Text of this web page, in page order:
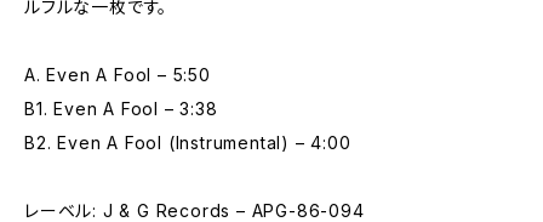
ルフルな一枚です。
A. Even A Fool – 5:50
B1. Even A Fool – 3:38
B2. Even A Fool (Instrumental) – 4:00
レーベル: J & G Records – APG-86-094